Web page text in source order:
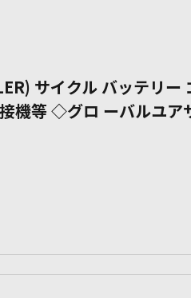
サイクル バッテリー
機等 ◇グロ ーバルユア